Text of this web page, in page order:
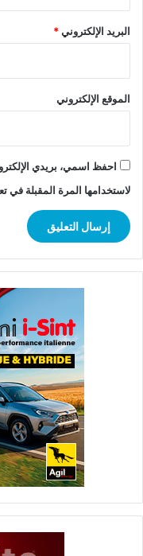
البريد الإلكتروني*
الموقع الإلكتروني
احفظ اسمي، بريدي
لاستخدامها المرة المقبلة في